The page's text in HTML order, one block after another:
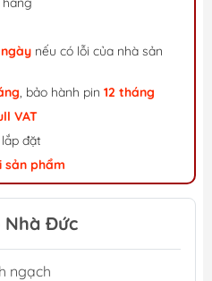
nếu có lỗi của nhà sản
, bảo hành pin 12 tháng
VAT
đặt
phẩm
Nhà Đức
ngạch